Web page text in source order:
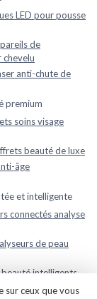
LED pour pousse
de
chevelu
anti-chute de
premium
soins visage
beauté de luxe
âge
et intelligente
connectés analyse
de peau
intelligents
mobile
sur ceux que vous